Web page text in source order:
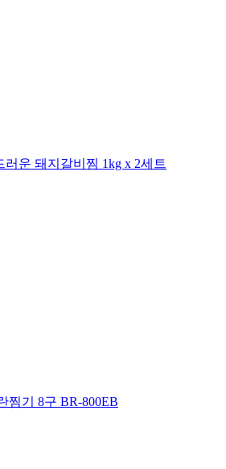
운 돼지갈비찜 1kg x 2세트
찜기 8구 BR-800EB